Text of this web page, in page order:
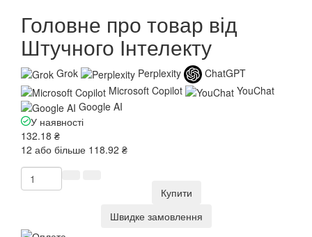
Головне про товар від
Штучного Інтелекту
Grok Perplexity
ChatGPT
Microsoft Copilot
YouChat
Google AI
У наявності
132.18 ₴
12 або більше 118.92 ₴
Купити
Швидке замовлення